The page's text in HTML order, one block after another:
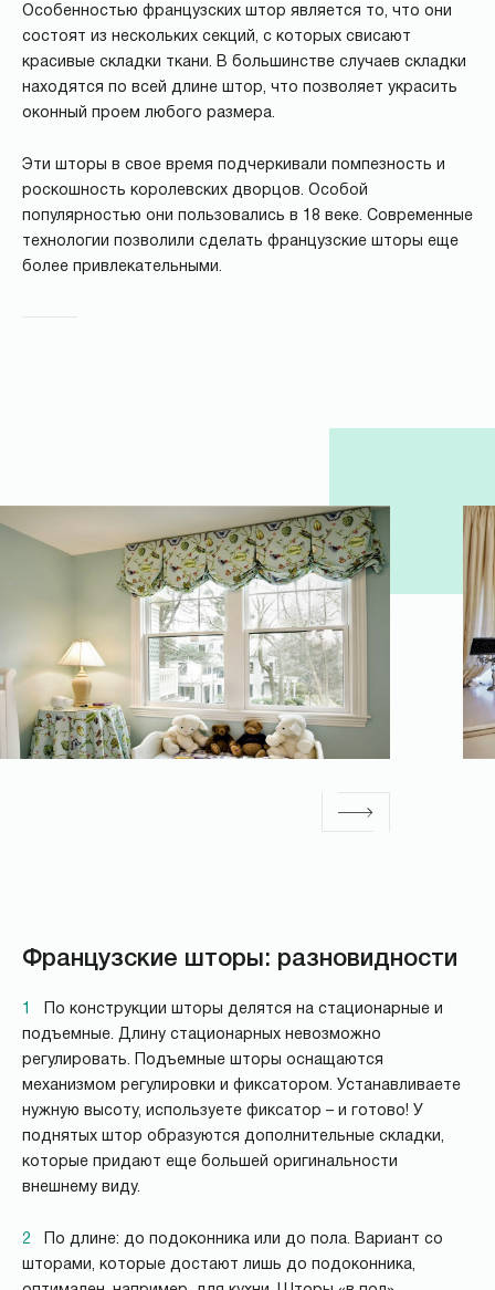
Особенностью французских штор является то, что они
состоят из нескольких секций, с которых свисают
красивые складки ткани. В большинстве случаев складки
находятся по всей длине штор, что позволяет украсить
оконный проем любого размера.
Эти шторы в свое время подчеркивали помпезность и
роскошность королевских дворцов. Особой
популярностью они пользовались в 18 веке. Современные
технологии позволили сделать французские шторы еще
более привлекательными.
Французские шторы: разновидности
1
По конструкции шторы делятся на стационарные и
подъемные. Длину стационарных невозможно
регулировать. Подъемные шторы оснащаются
механизмом регулировки и фиксатором. Устанавливаете
нужную высоту, используете фиксатор – и готово! У
поднятых штор образуются дополнительные складки,
которые придают еще большей оригинальности
внешнему виду.
2
По длине: до подоконника или до пола. Вариант со
шторами, которые достают лишь до подоконника,